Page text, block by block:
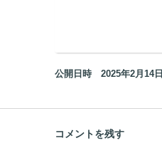
公開日時 2025年2月14日
コメントを残す